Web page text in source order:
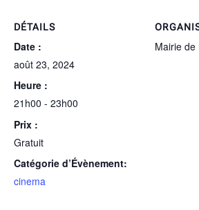
DÉTAILS
Date :
août 23, 2024
Heure :
21h00 - 23h00
Prix :
Gratuit
Catégorie d’Évènement:
cinema
Mairie de